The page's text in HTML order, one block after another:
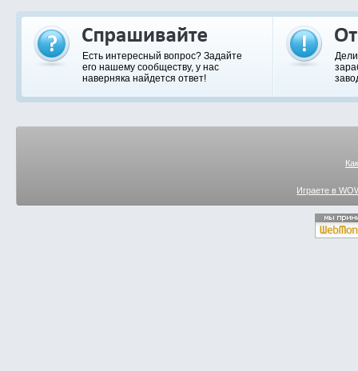
Есть интересный вопрос? Задайте
его нашему сообществу, у нас
наверняка найдется ответ!
Играете в